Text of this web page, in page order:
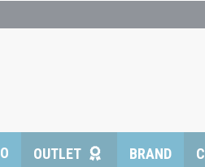
OUTLET BRAND